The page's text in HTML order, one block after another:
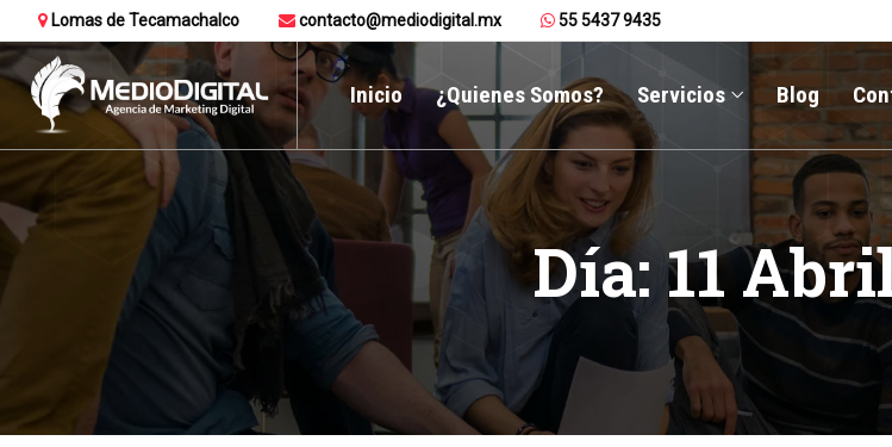
Lomas de Tecamachalco contacto@mediodigital.mx 55 5437 9435
Inicio ¿Quienes Somos? Servicios Blog
Día:11